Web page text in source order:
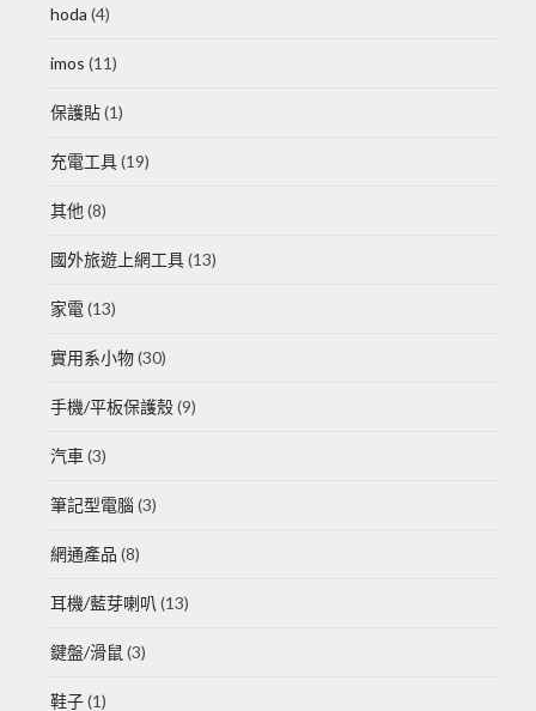
hoda (4)
imos (11)
保護貼(1)
充電工具(19)
其他(8)
國外旅遊上網工具(13)
家電(13)
實用系小物(30)
手機/平板保護殼(9)
汽車(3)
筆記型電腦(3)
網通產品 (8)
耳機/藍芽喇叭 (13)
鍵盤/滑鼠 (3)
鞋子(1)